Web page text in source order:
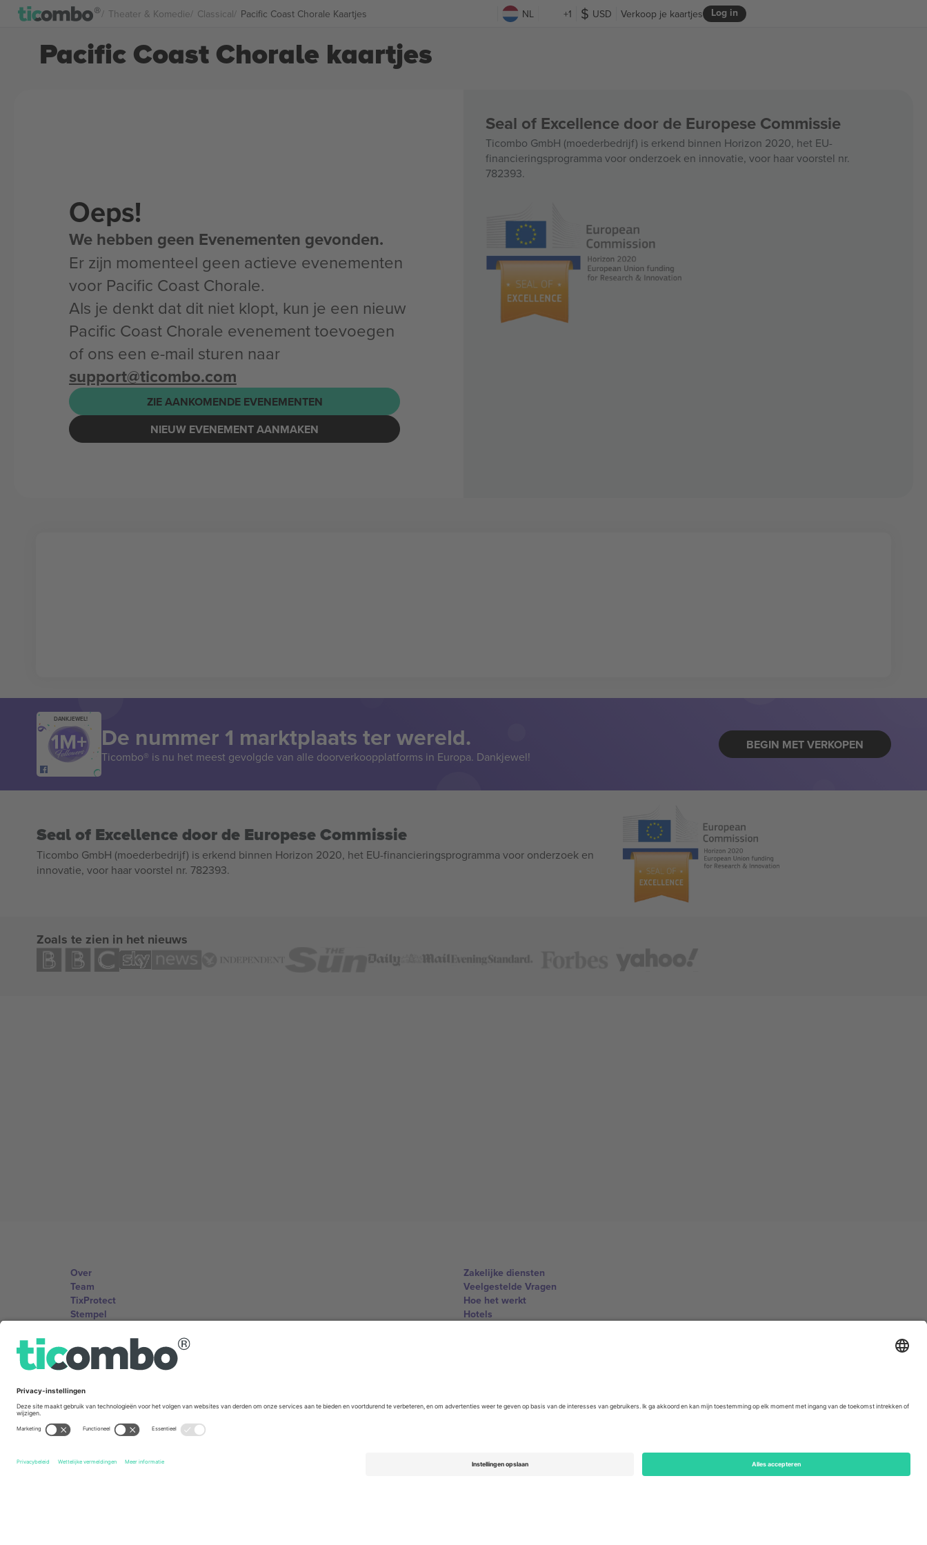
Theater & Komedie Classical Pacific Coast Chorale Kaartjes NL +1 USD Log in
Verkoop je kaartjes
Pacific Coast Chorale kaartjes
Oeps!
We hebben geen Evenementen gevonden.
Er zijn momenteel geen actieve evenementen
voor Pacific Coast Chorale.
Als je denkt dat dit niet klopt, kun je een nieuw
Pacific Coast Chorale evenement toevoegen
of ons een e-mail sturen naar
support@ticombo.com
ZIE AANKOMENDE EVENEMENTEN
NIEUW EVENEMENT AANMAKEN
Seal of Excellence door de Europese Commissie
Ticombo GmbH (moederbedrijf) is erkend binnen Horizon 2020, het EU-
financieringsprogramma voor onderzoek en innovatie, voor haar voorstel nr.
782393.
DANKJEWEL!
De nummer 1 marktplaats ter wereld.
Ticombo® is nu het meest gevolgde van alle doorverkoopplatforms in Europa. Dankjewel!
BEGIN MET VERKOPEN
Seal of Excellence door de Europese Commissie
Ticombo GmbH (moederbedrijf) is erkend binnen Horizon 2020, het EU-financieringsprogramma voor onderzoek en
innovatie, voor haar voorstel nr. 782393.
Zoals te zien in het nieuws
Over
Team
TixProtect
Stempel
Affiliate programma
Zakelijke diensten
Veelgestelde Vragen
Hoe het werkt
Hotels